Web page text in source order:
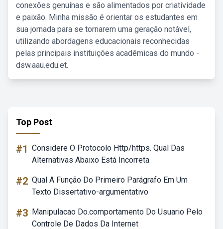
conexões genuínas e são alimentados por criatividade
e paixão. Minha missão é orientar os estudantes em
sua jornada para se tornarem uma geração notável,
utilizando abordagens educacionais reconhecidas
pelas principais instituições acadêmicas do mundo -
dsw.aau.edu.et.
Top Post
#1 Considere O Protocolo Http/https. Qual Das
Alternativas Abaixo Está Incorreta
#2 Qual A Função Do Primeiro Parágrafo Em Um
Texto Dissertativo-argumentativo
#3 Manipulacao Do.comportamento Do Usuario Pelo
Controle De Dados Da Internet